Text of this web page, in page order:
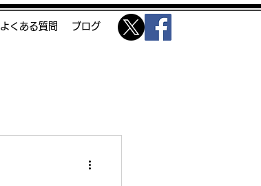
よくある質問 ブログ